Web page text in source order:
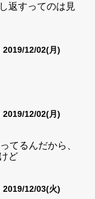
返すってのは見
2019/12/02(月)
2019/12/02(月)
てるんだから、
ど
2019/12/03(火)